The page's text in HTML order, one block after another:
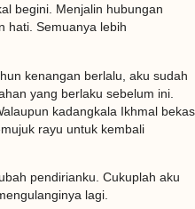
begini. Menjalin hubungan
hati. Semuanya lebih
kenangan berlalu, aku sudah
yang berlaku sebelum ini.
kadangkala Ikhmal bekas
rayu untuk kembali
pendirianku. Cukuplah aku
lagi.